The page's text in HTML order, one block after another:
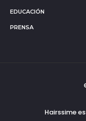
EDUCACIÓN
PRENSA
Hairssime